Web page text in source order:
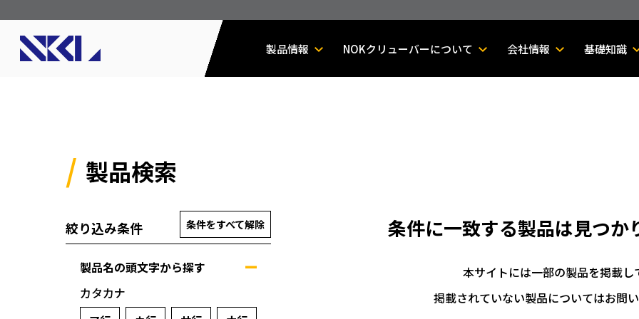
製品情報 NOKクリューバーについて 会社情報 基礎知識
製品検索
絞り込み条件 条件をすべて解除
製品名の頭文字から探す
カタカナ
条件に一致する製品は見つか
本サイトには一部の製品を掲載し
掲載されていない製品についてはお問